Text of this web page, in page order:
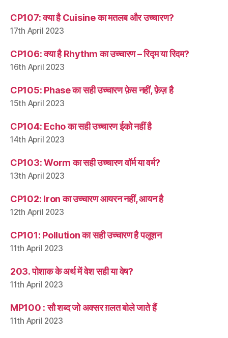
CP107: क्या है Cuisine का मतलब और उच्चारण?
17th April 2023
CP106: क्या है Rhythm का उच्चारण – रिद्म या रिदम?
16th April 2023
CP105: Phase का सही उच्चारण फ़ेस नहीं, फ़ेज़ है
15th April 2023
CP104: Echo का सही उच्चारण ईको नहीं है
14th April 2023
CP103: Worm का सही उच्चारण वॉर्म या वर्म?
13th April 2023
CP102: Iron का उच्चारण आयरन नहीं, आयन है
12th April 2023
CP101: Pollution का सही उच्चारण है पलूशन
11th April 2023
203. पोशाक के अर्थ में वेश सही या वेष?
11th April 2023
MP100 : सौ शब्द जो अक्सर ग़लत बोले जाते हैं
11th April 2023